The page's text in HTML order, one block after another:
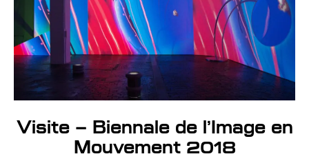
Visite – Biennale de l’Image en
Mouvement 2018